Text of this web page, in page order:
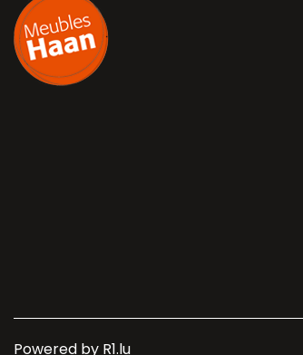
Powered by R1.lu